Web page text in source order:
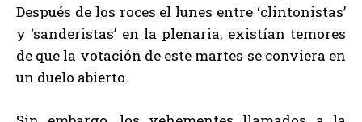
Después de los roces el lunes entre ‘clintonistas’
y ‘sanderistas’ en la plenaria, existían temores
de que la votación de este martes se conviera en
un duelo abierto.